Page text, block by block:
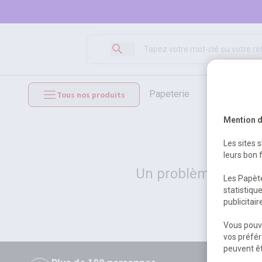
Tous nos produits papeterie
mobilier et équipements
Un problème
Mention
Les sites
leurs bon
Les
Vous
vos
peuvent